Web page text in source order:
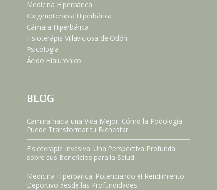
Medicina Hiperbárica
Oxigenoterapia Hiperbárica
Cámara Hiperbárica
Fisioterápia Villaviciosa de Odón
Psicología
Ácido Hialurónico
BLOG
Camina hacia una Vida Mejor: Cómo la Podología
Puede Transformar tu Bienestar
Fisioterapia Invasiva: Una Perspectiva Profunda
sobre sus Beneficios para la Salud
Medicina Hiperbárica: Potenciando el Rendimiento
Deportivo desde las Profundidades